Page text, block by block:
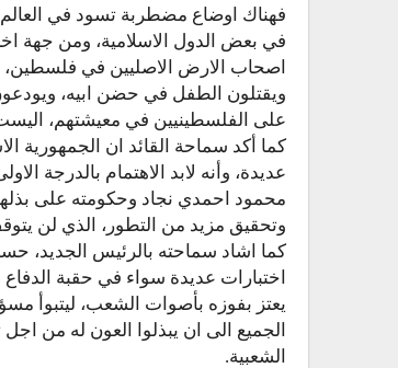
فهناك اوضاع مضطربة تسود في
اصحاب الارض الاصليين في فلسطين،
ويقتلون الطفل في حضن ابيه،
على الفلسطينيين في معيشتهم،
كما أكد سماحة القائد ان الجمهورية
عديدة، وأنه لابد الاهتمام بالدرجة
محمود احمدي نجاد وحكومته على
وتحقيق مزيد من التطور، الذي لن
كما اشاد سماحته بالرئيس الجديد،
اختبارات عديدة سواء في حقبة
يعتز بفوزه بأصوات الشعب، ليتبوأ
الجميع الى ان يبذلوا العون له من
الشعبية.